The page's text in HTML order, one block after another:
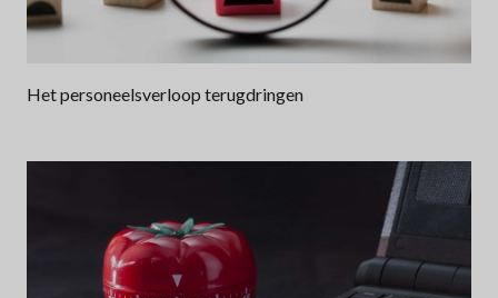
Het personeelsverloop terugdringen